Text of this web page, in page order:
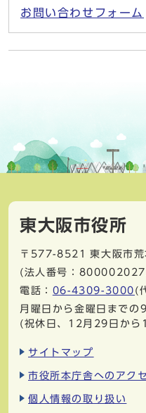
お問い合わせフォーム
東大阪市役所
〒577-8521
東大阪市
(法人番号：
電話： 06-4309-3000 (
月曜日から金曜日まで
(祝休日、12月29日から
サイトマップ
市役所本庁舎へのアク
個人情報の取り扱い